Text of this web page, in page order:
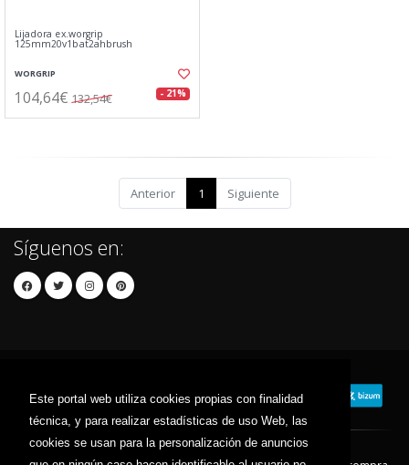
Este portal web utiliza cookies propias con finalidad
técnica, y para realizar estadísticas de uso Web, las
cookies se usan para la personalización de anuncios
Lijadora ex.worgrip
125mm20v1bat2ahbrush
WORGRIP
104,64€ 132,54€ - 21%
Anterior 1 Siguiente
Síguenos en: